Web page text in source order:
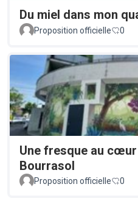
Du miel dans mon
Proposition officielle
0
Une fresque au
Bourrasol
Proposition officielle 0